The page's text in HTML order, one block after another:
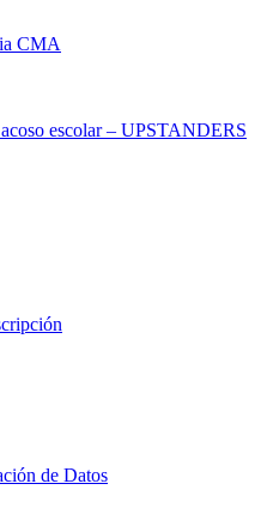
CMA
escolar – UPSTANDERS
de Datos